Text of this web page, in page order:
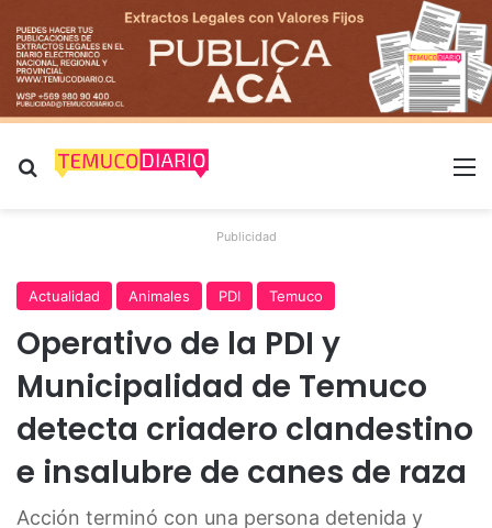
Buscar por
Publicidad
Actualidad Animales PDI Temuco
Operativo de la PDI y
Municipalidad de Temuco
detecta criadero clandestino
e insalubre de canes de raza
Acción terminó con una persona detenida y